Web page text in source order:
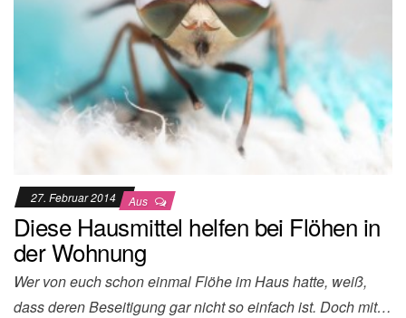
27. Februar 2014 Aus
Diese Hausmittel helfen bei Flöhen in
der Wohnung
Wer von euch schon einmal Flöhe im Haus hatte, weiß,
dass deren Beseitigung gar nicht so einfach ist. Doch mit…